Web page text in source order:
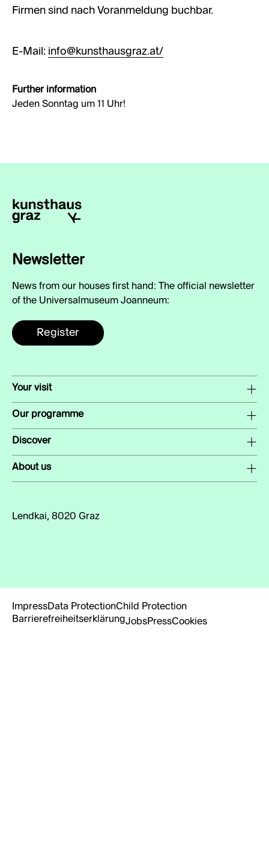
Firmen sind nach Voranmeldung buchbar.
E-Mail: info@kunsthausgraz.at/
Further information
Jeden Sonntag um 11 Uhr!
Newsletter
News from our houses first hand: The official newsletter
of the Universalmuseum Joanneum:
Register
Your visit
Our programme
Discover
About us
Lendkai, 8020 Graz
ImpressData ProtectionChild Protection
BarrierefreiheitserklärungJobsPressCookies